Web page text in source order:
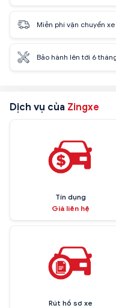
Miễn phí vận chuyển
Bảo hành lên tới 6
Dịch vụ của Zingxe
Tín dụng
Giá liên hệ
Rút hồ sơ xe